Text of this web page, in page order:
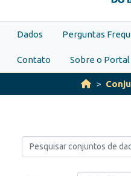
Dados Perguntas
Contato Sobre o Portal